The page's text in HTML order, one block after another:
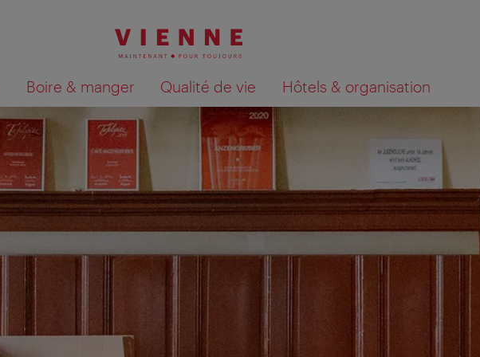
Boire & manger Qualité de vie Hôtels & organisation
Afficher les résultats de la recherche sur la carte